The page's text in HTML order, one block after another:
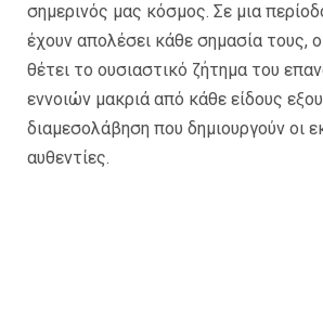
σημερινός μας κόσμος. Σε μια
έχουν απολέσει κάθε σημασία τους,
θέτει το ουσιαστικό ζήτημα του
εννοιών μακριά από κάθε είδους
διαμεσολάβηση που δημιουργούν οι
αυθεντίες.